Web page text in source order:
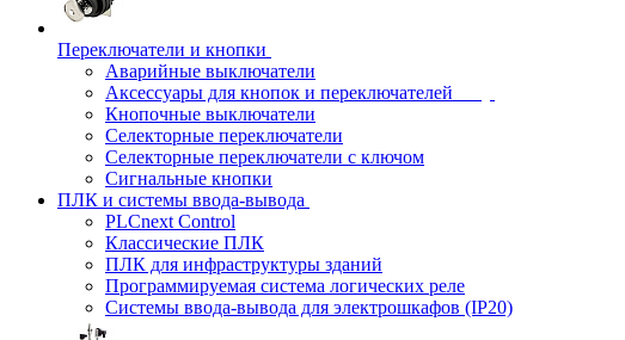
Переключатели и кнопки
Аварийные выключатели
Аксессуары для кнопок и переключателей
Кнопочные выключатели
Селекторные переключатели
Селекторные переключатели с ключом
Сигнальные кнопки
ПЛК и системы ввода-вывода
PLCnext Control
Классические ПЛК
ПЛК для инфраструктуры зданий
Программируемая система логических реле
Системы ввода-вывода для электрошкафов (IP20)